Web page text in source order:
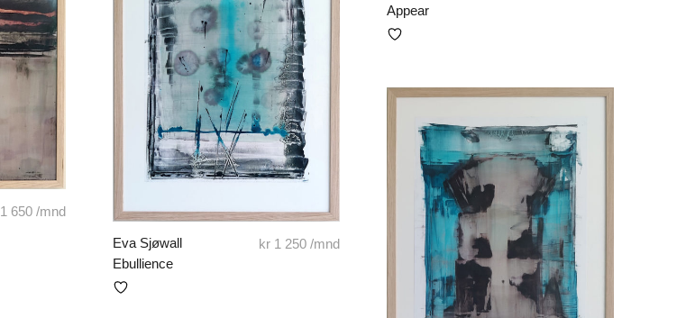
Appear
1 650 /mnd
Eva Sjøwall
Ebullience
kr1 250/mnd